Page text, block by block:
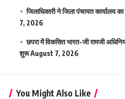
जिलाधिकारी ने जिला पंचायत कार्यालय
7, 2026
छपरा में विकसित भारत-जी रामजी
शुरूAugust 7, 2026
You Might Also Like